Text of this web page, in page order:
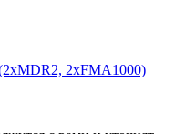
2xFMA1000)